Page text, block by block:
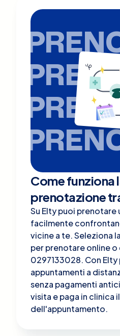
Come funziona
prenotazione
Su Elty puoi prenotare
facilmente
vicine a te. Seleziona
per prenotare online o
0297133028. Con Elty
appuntamenti a
senza pagamenti
visita e paga in clinica
dell'appuntamento.